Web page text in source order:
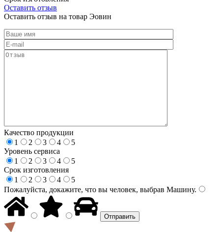
Оставить отзыв
Оставить отзыв на товар Эовин
Качество продукции
1
2 3 4
5
Уровень сервиса
1
2 3 4
5
Срок изготовления
1
2 3 4
5
Пожалуйста, докажите, что вы человек, выбрав Машину.